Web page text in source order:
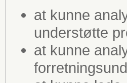
at kunne
understøtte
at kunne